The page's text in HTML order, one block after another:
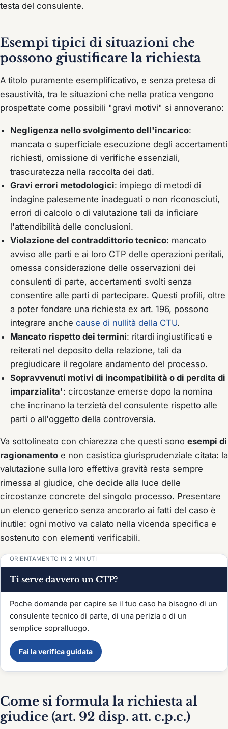
testa del consulente.
Esempi tipici di situazioni che
possono giustificare la richiesta
A titolo puramente esemplificativo, e senza pretesa di
esaustività, tra le situazioni che nella pratica vengono
prospettate come possibili "gravi motivi" si annoverano:
Negligenza nello svolgimento dell'incarico:
mancata o superficiale esecuzione degli accertamenti
richiesti, omissione di verifiche essenziali,
trascuratezza nella raccolta dei dati.
Gravi errori metodologici: impiego di metodi di
indagine palesemente inadeguati o non riconosciuti,
errori di calcolo o di valutazione tali da inficiare
l'attendibilità delle conclusioni.
Violazione delcontraddittorio tecnico: mancato
avviso alle parti e ai loro CTP delle operazioni peritali,
omessa considerazione delle osservazioni dei
consulenti di parte, accertamenti svolti senza
consentire alle parti di partecipare. Questi profili, oltre
a poter fondare una richiesta ex art. 196, possono
integrare anchecause di nullità della CTU.
Mancato rispetto dei termini: ritardi ingiustificati e
reiterati nel deposito della relazione, tali da
pregiudicare il regolare andamento del processo.
Sopravvenuti motivi di incompatibilità o di perdita di
imparzialita': circostanze emerse dopo la nomina
che incrinano la terzietà del consulente rispetto alle
parti o all'oggetto della controversia.
Va sottolineato con chiarezza che questi sono esempi di
ragionamento e non casistica giurisprudenziale citata: la
valutazione sulla loro effettiva gravità resta sempre
rimessa al giudice, che decide alla luce delle
circostanze concrete del singolo processo. Presentare
un elenco generico senza ancorarlo ai fatti del caso è
inutile: ogni motivo va calato nella vicenda specifica e
sostenuto con elementi verificabili.
ORIENTAMENTO IN 2 MINUTI
Ti serve davvero un CTP?
Poche domande per capire se il tuo caso ha bisogno di un
consulente tecnico di parte, di una perizia o di un
semplice sopralluogo.
Fai la verifica guidata
Come si formula la richiesta al
giudice (art. 92 disp. att. c.p.c.)